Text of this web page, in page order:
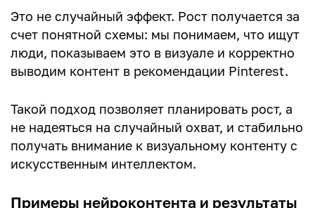
Это не случайный эффект. Рост получается за
счет понятной схемы: мы понимаем, что ищут
люди, показываем это в визуале и корректно
выводим контент в рекомендации Pinterest.
Такой подход позволяет планировать рост, а
не надеяться на случайный охват, и стабильно
получать внимание к визуальному контенту с
искусственным интеллектом.
Примеры нейроконтента и результаты